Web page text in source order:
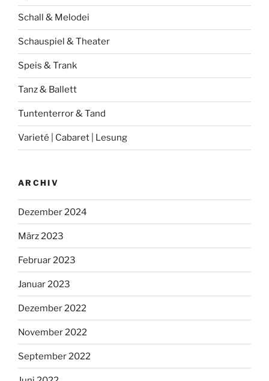
Schall & Melodei
Schauspiel & Theater
Speis & Trank
Tanz & Ballett
Tuntenterror & Tand
Varieté | Cabaret | Lesung
ARCHIV
Dezember 2024
März 2023
Februar 2023
Januar 2023
Dezember 2022
November 2022
September 2022